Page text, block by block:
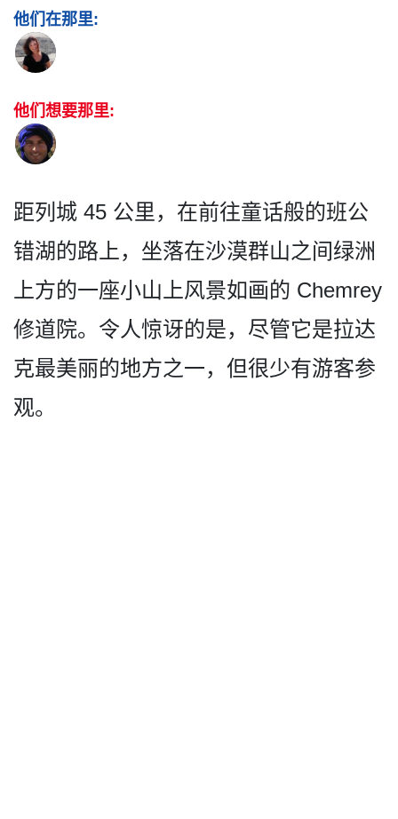
他们在那里:
他们想要那里:
距列城 45 公里，在前往童话般的班公
错­湖的路上，坐落在沙漠群山之间绿洲
上方的一座小山上­风景如画的 Chemrey
修道院。令人惊讶的是，尽管­它是拉达
克最美丽的地方之一，但很少有游客参
观。